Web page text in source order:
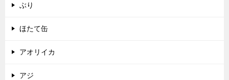
ぶり
ほたて缶
アオリイカ
アジ